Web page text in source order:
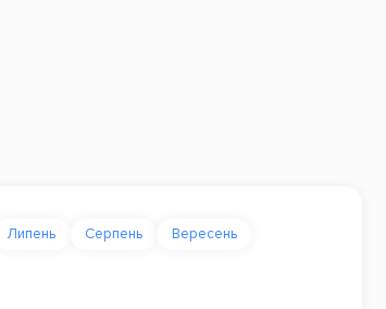
Липень Серпень Вересень